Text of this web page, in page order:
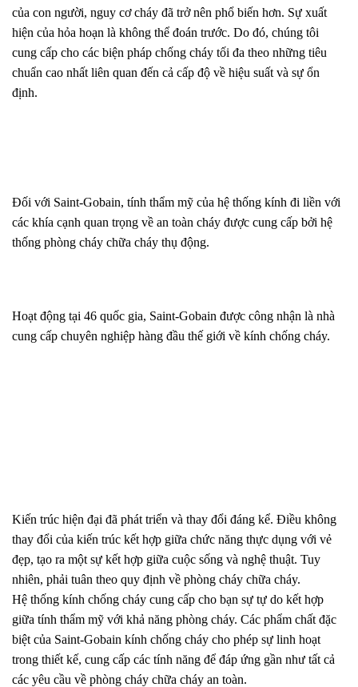
của con người, nguy cơ cháy đã trở nên phổ biến hơn. Sự xuất
hiện của hỏa hoạn là không thể đoán trước. Do đó, chúng tôi
cung cấp cho các biện pháp chống cháy tối đa theo những tiêu
chuẩn cao nhất liên quan đến cả cấp độ về hiệu suất và sự ổn
định.
Đối với Saint-Gobain, tính thẩm mỹ của hệ thống kính đi liền với
các khía cạnh quan trọng về an toàn cháy được cung cấp bởi hệ
thống phòng cháy chữa cháy thụ động.
Hoạt động tại 46 quốc gia, Saint-Gobain được công nhận là nhà
cung cấp chuyên nghiệp hàng đầu thế giới về kính chống cháy.
Kiến trúc hiện đại đã phát triển và thay đổi đáng kể. Điều không
thay đổi của kiến trúc kết hợp giữa chức năng thực dụng với vẻ
đẹp, tạo ra một sự kết hợp giữa cuộc sống và nghệ thuật. Tuy
nhiên, phải tuân theo quy định về phòng cháy chữa cháy.
Hệ thống kính chống cháy cung cấp cho bạn sự tự do kết hợp
giữa tính thẩm mỹ với khả năng phòng cháy. Các phẩm chất đặc
biệt của Saint-Gobain kính chống cháy cho phép sự linh hoạt
trong thiết kế, cung cấp các tính năng để đáp ứng gần như tất cả
các yêu cầu về phòng cháy chữa cháy an toàn.